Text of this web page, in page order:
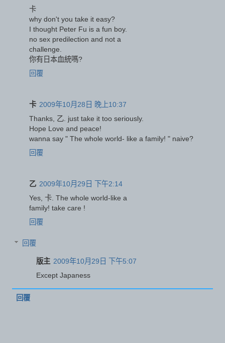
卡
why don't you take it easy?
I thought Peter Fu is a fun boy.
no sex predilection and not a
challenge.
你有日本血統嗎?
回覆
卡 2009年10月28日 晚上10:37
Thanks, 乙. just take it too seriously.
Hope Love and peace!
wanna say " The whole world- like a family! " naive?
回覆
乙 2009年10月29日 下午2:14
Yes, 卡. The whole world-like a
family! take care !
回覆
回覆
版主 2009年10月29日 下午5:07
Except Japaness
回覆